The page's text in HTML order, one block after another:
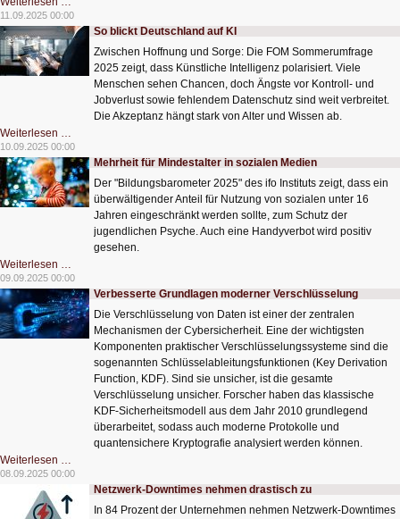
Multiplier
und
die
Struktur
Polarisierung
11.09.2025 00:00
So blickt Deutschland auf KI
Zwischen Hoffnung und Sorge: Die FOM Sommerumfrage
2025 zeigt, dass Künstliche Intelligenz polarisiert. Viele
Menschen sehen Chancen, doch Ängste vor Kontroll- und
Jobverlust sowie fehlendem Datenschutz sind weit verbreitet.
Die Akzeptanz hängt stark von Alter und Wissen ab.
Weiterlesen …
blickt
Deutschland
auf
KI
10.09.2025 00:00
Mehrheit für Mindestalter in sozialen Medien
Der "Bildungsbarometer 2025" des ifo Instituts zeigt, dass ein
überwältigender Anteil für Nutzung von sozialen unter 16
Jahren eingeschränkt werden sollte, zum Schutz der
jugendlichen Psyche. Auch eine Handyverbot wird positiv
gesehen.
Weiterlesen …
für
Mindestalter
in
sozialen
Medien
09.09.2025 00:00
Verbesserte Grundlagen moderner Verschlüsselung
Die Verschlüsselung von Daten ist einer der zentralen
Mechanismen der Cybersicherheit. Eine der wichtigsten
Komponenten praktischer Verschlüsselungssysteme sind die
sogenannten Schlüsselableitungsfunktionen (Key Derivation
Function, KDF). Sind sie unsicher, ist die gesamte
Verschlüsselung unsicher. Forscher haben das klassische
KDF-Sicherheitsmodell aus dem Jahr 2010 grundlegend
überarbeitet, sodass auch moderne Protokolle und
quantensichere Kryptografie analysiert werden können.
Weiterlesen …
Grundlagen
moderner
Verschlüsselung
08.09.2025 00:00
Netzwerk-Downtimes nehmen drastisch zu
In 84 Prozent der Unternehmen nehmen Netzwerk-Downtimes